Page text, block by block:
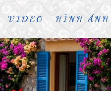
VIDEO HÌNH ẢNH